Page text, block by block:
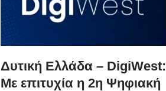
Δυτική Ελλάδα – DigiWest:
Με επιτυχία η 2η Ψηφιακή